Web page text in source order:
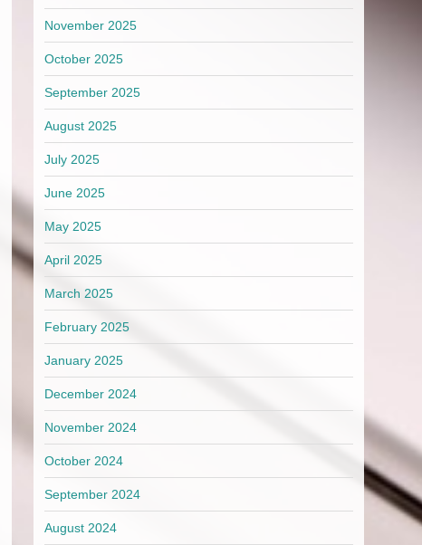
November 2025
October 2025
September 2025
August 2025
July 2025
June 2025
May 2025
April 2025
March 2025
February 2025
January 2025
December 2024
November 2024
October 2024
September 2024
August 2024